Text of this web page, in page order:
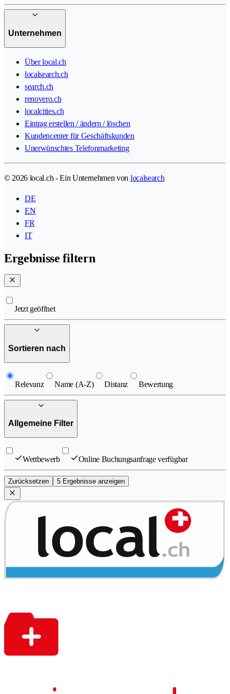
Unternehmen
Über local.ch
localsearch.ch
search.ch
renovero.ch
localcities.ch
Eintrag erstellen / ändern / löschen
Kundencenter für Geschäftskunden
Unerwünschtes Telefonmarketing
© 2026 local.ch - Ein Unternehmen von localsearch
DE
EN
FR
IT
Ergebnisse filtern
Jetzt geöffnet
Sortieren nach
Relevanz Name (A-Z) Distanz Bewertung
Allgemeine Filter
Wettbewerb Online Buchungsanfrage verfügbar
Zurücksetzen 5 Ergebnisse anzeigen